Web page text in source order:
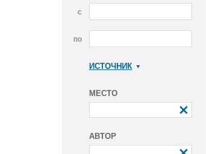
с
по
ИСТОЧНИК
МЕСТО
АВТОР